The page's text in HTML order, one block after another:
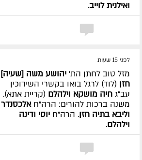
ואילנית לוייב.
לפני 15 שעות
מזל טוב לחתן הת' יהושע משה [שעיה]
חזן (לוד) לרגל בואו בקשרי השידוכין
עב"ג חיה מושקא וילהלם (קריית אתא).
משנה ברכות להורים: הרה"חאלכסנדר
וליבא בתיה חזן. הרה"ח יוסי ודינה
וילהלם.